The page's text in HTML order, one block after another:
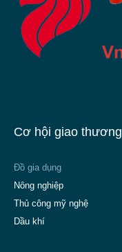
Cơ hội giao thương
Đồ gia dụng
Nông nghiệp
Thủ công mỹ nghệ
Dầu khí